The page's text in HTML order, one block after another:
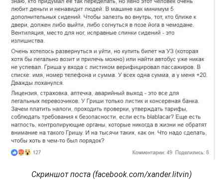
Скриншот поста (facebook.com/xander.litvin)